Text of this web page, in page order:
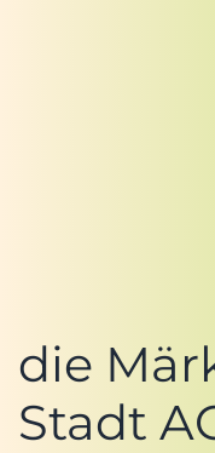
die
Stadt